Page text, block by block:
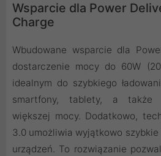
Wsparcie dla Power
Charge
Wbudowane wsparcie dla
dostarczenie mocy do 60W
idealnym do szybkiego
smartfony, tablety, a także
większej mocy. Dodatkowo,
3.0 umożliwia wyjątkowo szybkie
urządzeń. To rozwiązanie